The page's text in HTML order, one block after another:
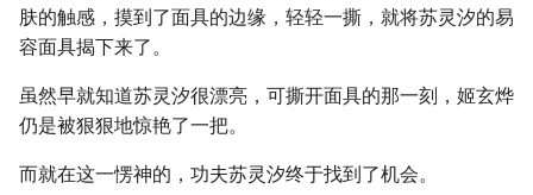
肤的触感，摸到了面具的边缘，轻轻一撕，就将苏灵汐的易
容面具揭下来了。
虽然早就知道苏灵汐很漂亮，可撕开面具的那一刻，姬玄烨
仍是被狠狠地惊艳了一把。
而就在这一愣神的，功夫苏灵汐终于找到了机会。